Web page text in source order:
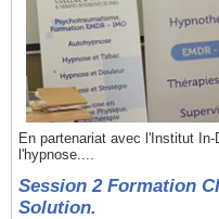
En partenariat avec l'Institut
l'hypnose....
Session 2 Formation
Solution.